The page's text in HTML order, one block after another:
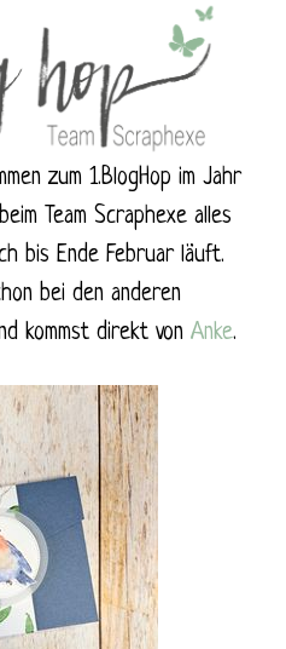
zum 1.BlogHop im Jahr
Team Scraphexe alles
bis Ende Februar läuft.
bei den anderen
kommst direkt von Anke.